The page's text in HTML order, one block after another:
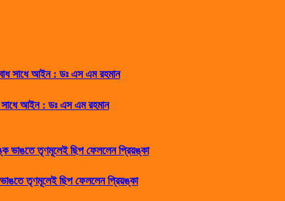
সাধে আইন : ডঃ এস এম রহমান
তৃণমূলেই ছিপ ফেললেন প্রিয়ঙ্কা